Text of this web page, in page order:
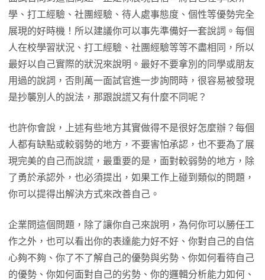
學、打工經驗、社團經驗、待人處事態度、個性等優勢完全
展現的好時機！所以建議你可以事先準備好一套說詞。每個
人在校學習狀況、打工經驗、社團經驗等等不盡相同，所以
最好以自己實際的狀況來說明。最好不要拿別的同學或朋友
用過的說詞，否則萬一面試官進一步詢問時，很容易被發現
是抄襲別人的說法，那跟說謊又有什麼不同呢？
也許你會說，上述有些地方其實做得不是很好怎麼辦？每個
人都有缺點或較弱勢的地方，不要害怕承認，也不要為了展
現完美的自己而說謊，最重要的是，面對較弱勢的地方，除
了勇於承認外，也必須提出，如果工作上碰到類似的問題，
你可以提得出解決方式來改善自己。
企業問這個問題，除了讓你自己來說明，為何你可以勝任工
作之外，也可以看出你的表達能力好不好、你對自己的自信
心夠不夠、你了不了解自己的優勢與劣勢、你如何看待自己
的優勢、你如何面對自己的劣勢、你的邏輯分析能力如何、